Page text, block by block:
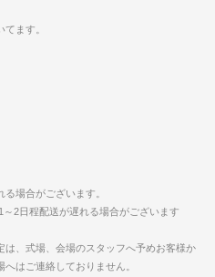
ます。
場合がございます。
2日程配送が遅れる場合がございます
、式場、会場のスタッフへ予めお客様か
はご連絡しておりません。